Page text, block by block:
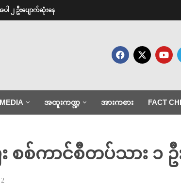
ါ ၂ ဦးပျောက်ဆုံးနေ
အထူးကဏ္ဍ အားကစား FACT
း စစ်ကာင်စီတပ်သား ၁
2